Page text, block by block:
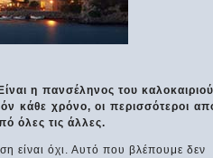
η πανσέληνος του
κάθε χρόνο, οι περισσότεροι
όλες τις άλλες.
είναι όχι. Αυτό που βλέπουμε δεν